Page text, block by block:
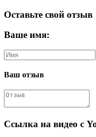
Оставьте свой отзыв
Ваше имя:
Ваш отзыв
Ссылка на видео с